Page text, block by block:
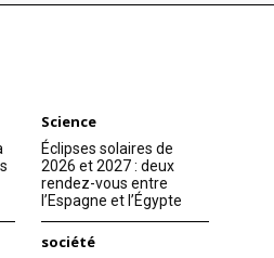
Science
Éclipses solaires de
2026 et 2027 : deux
rendez-vous entre
l’Espagne et l’Égypte
société